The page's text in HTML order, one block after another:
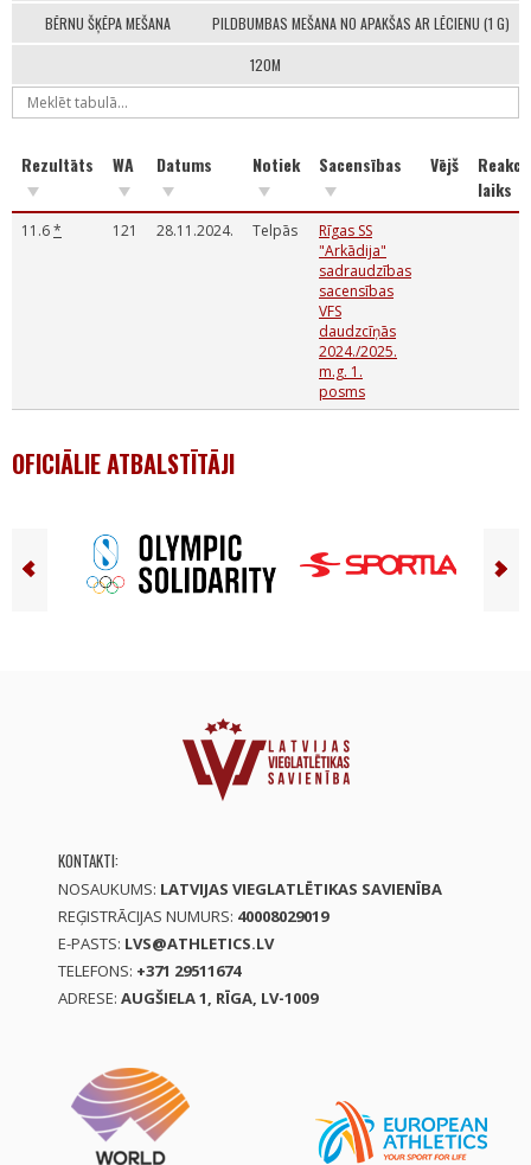
BĒRNU ŠĶĒPA MEŠANA PILDBUMBAS MEŠANA NO APAKŠAS AR LĒCIENU (1 G)
120M
Rezultāts WA Datums Notiek Sacensības Vējš
laiks
11.6* 121 28.11.2024. Telpās
Rīgas SS
"Arkādija"
sadraudzības
sacensības
VFS
daudzcīņās
2024./2025.
m.g. 1.
posms
OFICIĀLIE ATBALSTĪTĀJI
KONTAKTI:
NOSAUKUMS: LATVIJAS VIEGLATLĒTIKAS SAVIENĪBA
REĢISTRĀCIJAS NUMURS: 40008029019
E-PASTS: LVS@ATHLETICS.LV
TELEFONS: +371 29511674
ADRESE: AUGŠIELA 1, RĪGA, LV-1009